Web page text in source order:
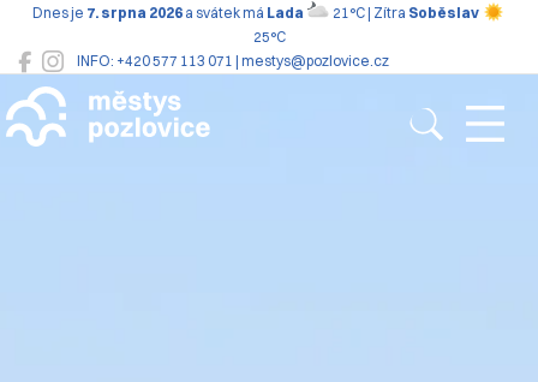
INFO: +420 577 113 071 | mestys@pozlovice.cz
Dnes je 7. srpna 2026 a svátek má Lada 21°C | Zítra Soběslav
25°C
Pozlovice